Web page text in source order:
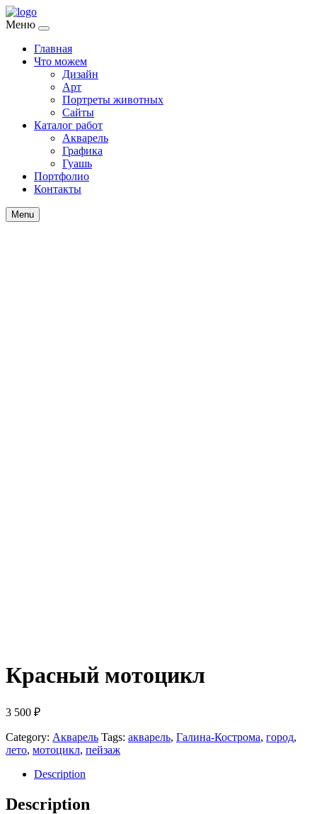
Меню
Главная
Что можем
Дизайн
Арт
Портреты животных
Сайты
Каталог работ
Акварель
Графика
Гуашь
Портфолио
Контакты
Menu
Красный мотоцикл
3 500 ₽
Category: Акварель Tags: акварель, Галина-Кострома, город,
лето, мотоцикл, пейзаж
Description
Description